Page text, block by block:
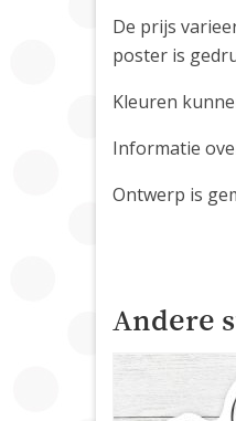
De prijs
poster is
Kleuren
Informatie
Ontwerp is
Andere